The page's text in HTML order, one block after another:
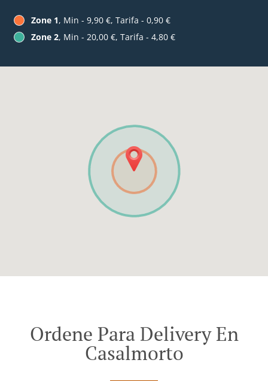
Zone 1, Min - 9,90 €, Tarifa - 0,90 €
Zone 2, Min - 20,00 €, Tarifa - 4,80 €
Ordene Para Delivery En
Casalmorto